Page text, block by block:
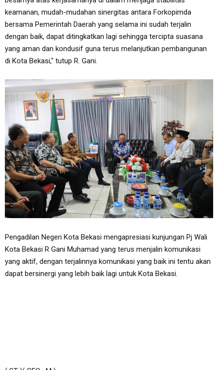
keamanan, mudah-mudahan sinergitas antara Forkopimda
bersama Pemerintah Daerah yang selama ini sudah terjalin
dengan baik, dapat ditingkatkan lagi sehingga tercipta suasana
yang aman dan kondusif guna terus melanjutkan pembangunan
di Kota Bekasi," tutup R. Gani.
Pengadilan Negeri Kota Bekasi mengapresiasi kunjungan Pj Wali
Kota Bekasi R Gani Muhamad yang terus menjalin komunikasi
yang aktif, dengan terjalinnya komunikasi yang baik ini tentu akan
dapat bersinergi yang lebih baik lagi untuk Kota Bekasi.